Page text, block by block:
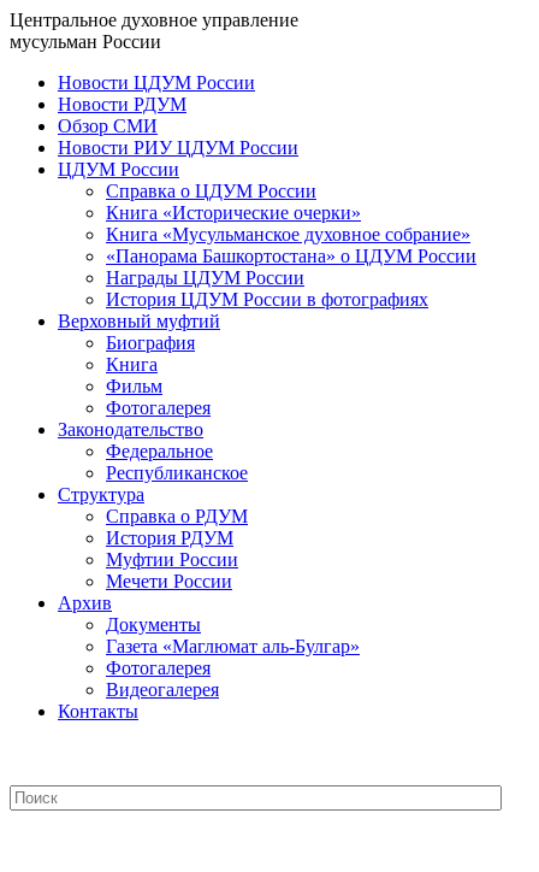
Центральное духовное управление
мусульман России
Новости ЦДУМ России
Новости РДУМ
Обзор СМИ
Новости РИУ ЦДУМ России
ЦДУМ России
Справка о ЦДУМ России
Книга «Исторические очерки»
Книга «Мусульманское духовное собрание»
«Панорама Башкортостана» о ЦДУМ России
Награды ЦДУМ России
История ЦДУМ России в фотографиях
Верховный муфтий
Биография
Книга
Фильм
Фотогалерея
Законодательство
Федеральное
Республиканское
Структура
Справка о РДУМ
История РДУМ
Муфтии России
Мечети России
Архив
Документы
Газета «Маглюмат аль-Булгар»
Фотогалерея
Видеогалерея
Контакты